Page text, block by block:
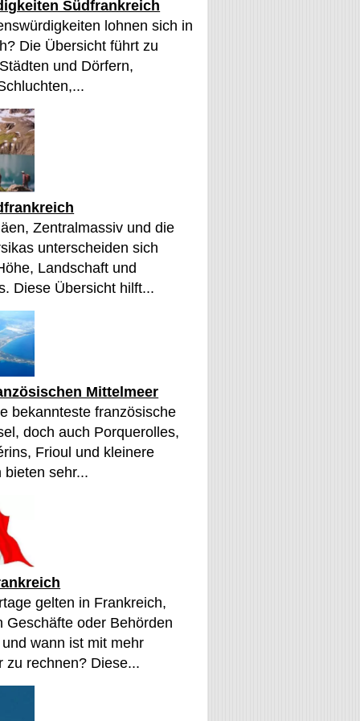
Südfrankreich
lohnen sich in
Die Übersicht führt zu
und Dörfern,
Zentralmassiv und die
unterscheiden sich
Landschaft und
Diese Übersicht hilft...
Mittelmeer
bekannteste französische
doch auch Porquerolles,
Frioul und kleinere
bieten sehr...
gelten in Frankreich,
Geschäfte oder Behörden
wann ist mit mehr
zu rechnen? Diese...